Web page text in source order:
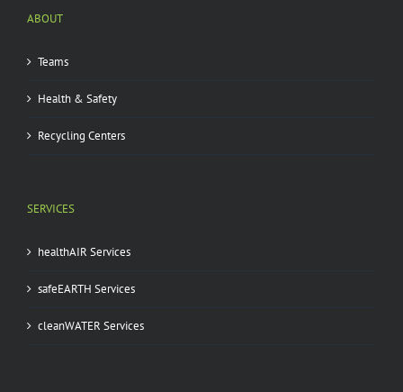
ABOUT
Teams
Health & Safety
Recycling Centers
SERVICES
healthAIR Services
safeEARTH Services
cleanWATER Services